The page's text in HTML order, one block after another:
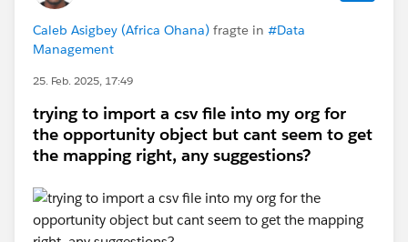
Caleb Asigbey (Africa Ohana) fragte in #Data
Management
25. Feb. 2025, 17:49
trying to import a csv file into my org for
the opportunity object but cant seem to get
the mapping right, any suggestions?